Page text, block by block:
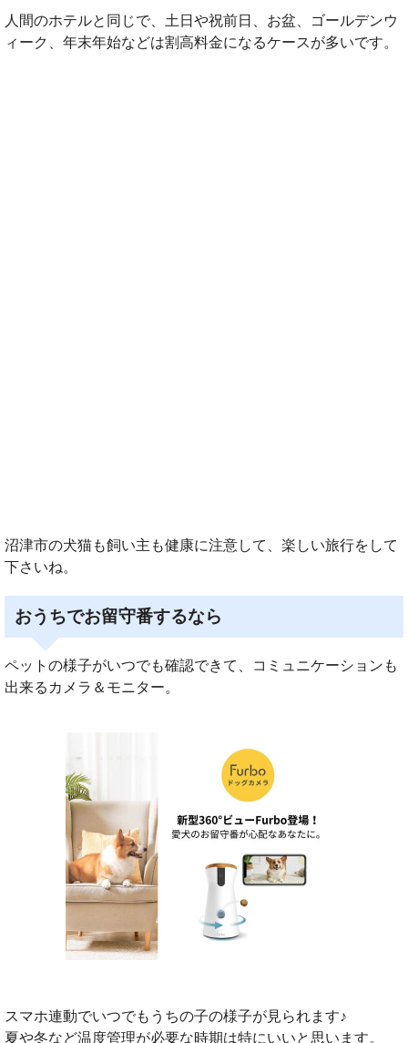
人間のホテルと同じで、土日や祝前日、お盆、ゴールデンウ
ィーク、年末年始などは割高料金になるケースが多いです。
沼津市の犬猫も飼い主も健康に注意して、楽しい旅行をして
下さいね。
おうちでお留守番するなら
ペットの様子がいつでも確認できて、コミュニケーションも
出来るカメラ＆モニター。
スマホ連動でいつでもうちの子の様子が見られます♪
夏や冬など温度管理が必要な時期は特にいいと思います。